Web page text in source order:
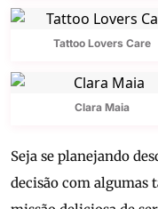
Tattoo Lovers Care
Clara Maia
Seja se planejando
decisão com algumas